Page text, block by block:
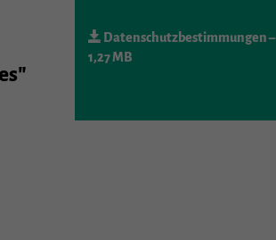
Datenschutzbestimmungen–
1,27 MB